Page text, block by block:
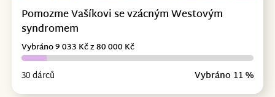
Pomozme Vašíkovi se vzácným Westovým
syndromem
30 dárců Vybráno 11 %
Vybráno 9 033 Kč z 80 000 Kč